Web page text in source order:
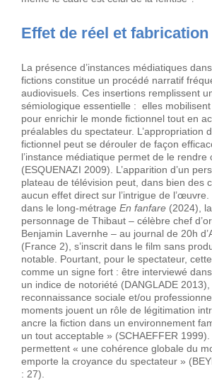
Effet de réel et
La présence d’instances médiatiques
fictions constitue un procédé narratif
audiovisuels. Ces insertions remplissent
sémiologique essentielle : elles
pour enrichir le monde fictionnel tout en
préalables du spectateur. L’appropriation
fictionnel peut se dérouler de façon
l’instance médiatique permet de le rendre
(ESQUENAZI 2009). L’apparition d’un
plateau de télévision peut, dans bien des
aucun effet direct sur l’intrigue de l’œuvre.
dans le long-métrage En fanfare (2024),
personnage de Thibaut – célèbre chef
Benjamin Lavernhe – au journal de 20h
(France 2), s’inscrit dans le film sans
notable. Pourtant, pour le spectateur,
comme un signe fort : être interviewé
un indice de notoriété (DANGLADE
reconnaissance sociale et/ou
moments jouent un rôle de légitimation
ancre la fiction dans un environnement
un tout acceptable » (SCHAEFFER
permettent « une cohérence globale du
emporte la croyance du spectateur »
: 27).